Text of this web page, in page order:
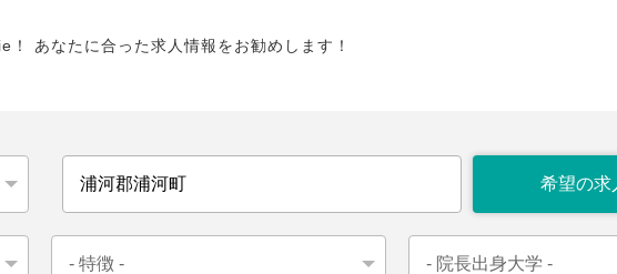
！ あなたに合った求人情報をお勧めします！